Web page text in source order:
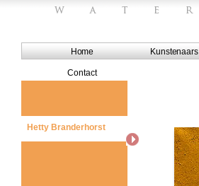
Home Kunstenaars
Contact
Hetty Branderhorst